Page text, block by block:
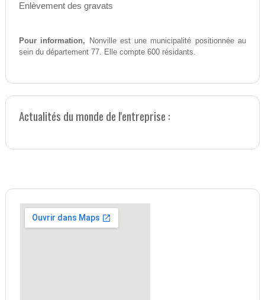
Enlèvement des gravats
Pour information, Nonville est une municipalité positionnée au
sein du département 77. Elle compte 600 résidants.
Actualités du monde de l'entreprise :